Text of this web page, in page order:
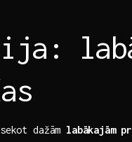
dažām labākajām